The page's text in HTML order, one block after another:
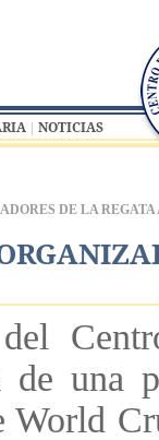
NOTICIAS
DE LA REGATA
de una
World